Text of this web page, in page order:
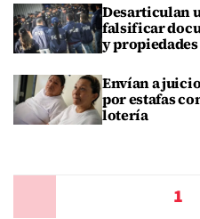
Desarticulan
falsificar
y propiedades
Envían a
por estafas
lotería
1